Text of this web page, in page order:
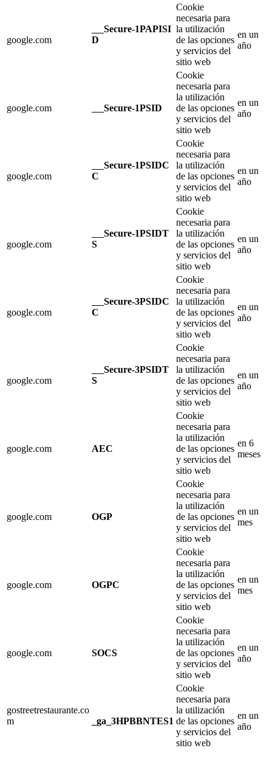
google.com
Secure-1PAPISI
D
Cookie
necesaria para
la utilización
de las opciones
y servicios del
sitio web
en un
año
google.com Secure-1PSID
Cookie
necesaria para
la utilización
de las opciones
y servicios del
sitio web
en un
año
google.com
Secure-1PSIDC
C
Cookie
necesaria para
la utilización
de las opciones
y servicios del
sitio web
en un
año
google.com
Secure-1PSIDT
S
Cookie
necesaria para
la utilización
de las opciones
y servicios del
sitio web
en un
año
google.com
Secure-3PSIDC
C
Cookie
necesaria para
la utilización
de las opciones
y servicios del
sitio web
en un
año
google.com
Secure-3PSIDT
S
Cookie
necesaria para
la utilización
de las opciones
y servicios del
sitio web
en un
año
google.com AEC
Cookie
necesaria para
la utilización
de las opciones
y servicios del
sitio web
en 6
meses
google.com OGP
Cookie
necesaria para
la utilización
de las opciones
y servicios del
sitio web
en un
mes
google.com OGPC
Cookie
necesaria para
la utilización
de las opciones
y servicios del
sitio web
en un
mes
google.com SOCS
Cookie
necesaria para
la utilización
de las opciones
y servicios del
sitio web
en un
año
gostreetrestaurante.co
m
_ga_3HPBBNTES1
Cookie
necesaria para
la utilización
de las opciones
y servicios del
sitio web
en un
año